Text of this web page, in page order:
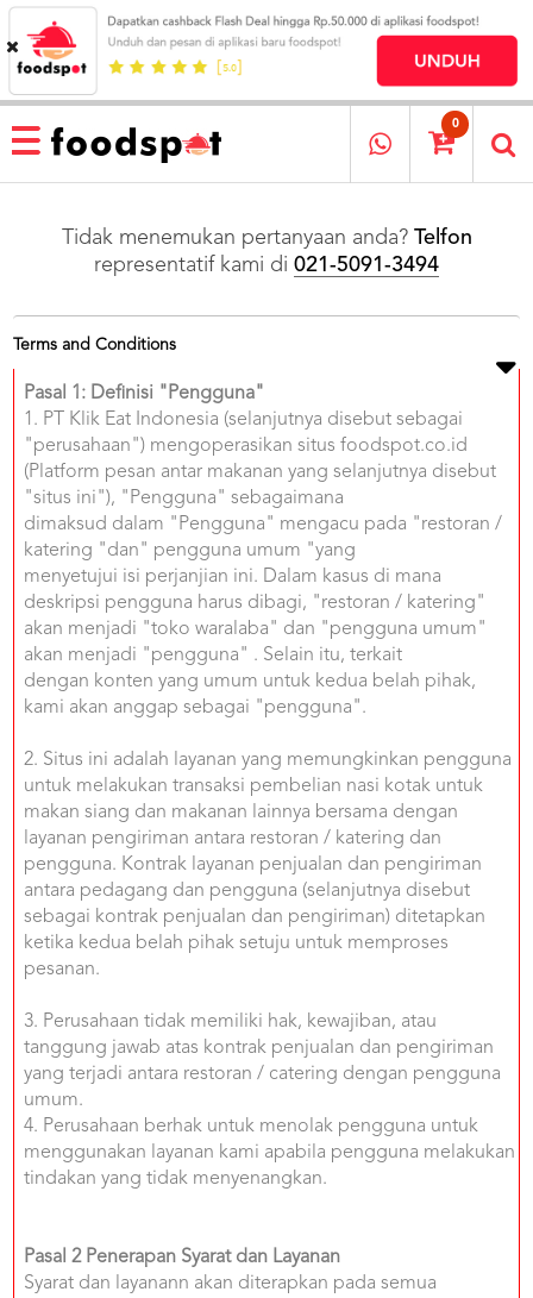
HOME
MENU
RESTAURANT
PESAN
KATA
MEREKA
PROGRAM
FAQ
ABOUT
US
CATERERS
BLOG
TERMS
CONDITIONS
CENTER
5091
3494
LOGIN
DAFTAR
0
Tidak menemukan pertanyaan anda? Telfon
representatif kami di 021-5091-3494
Terms and Conditions
Pasal 1: Definisi "Pengguna"
1. PT Klik Eat Indonesia (selanjutnya disebut sebagai
"perusahaan") mengoperasikan situs foodspot.co.id
(Platform pesan antar makanan yang selanjutnya disebut
"situs ini"), "Pengguna" sebagaimana
dimaksud dalam "Pengguna" mengacu pada "restoran /
katering "dan" pengguna umum "yang
menyetujui isi perjanjian ini. Dalam kasus di mana
deskripsi pengguna harus dibagi, "restoran / katering"
akan menjadi "toko waralaba" dan "pengguna umum"
akan menjadi "pengguna" . Selain itu, terkait
dengan konten yang umum untuk kedua belah pihak,
kami akan anggap sebagai "pengguna".
2. Situs ini adalah layanan yang memungkinkan pengguna
untuk melakukan transaksi pembelian nasi kotak untuk
makan siang dan makanan lainnya bersama dengan
layanan pengiriman antara restoran / katering dan
pengguna. Kontrak layanan penjualan dan pengiriman
antara pedagang dan pengguna (selanjutnya disebut
sebagai kontrak penjualan dan pengiriman) ditetapkan
ketika kedua belah pihak setuju untuk memproses
pesanan.
3. Perusahaan tidak memiliki hak, kewajiban, atau
tanggung jawab atas kontrak penjualan dan pengiriman
yang terjadi antara restoran / catering dengan pengguna
umum.
4. Perusahaan berhak untuk menolak pengguna untuk
menggunakan layanan kami apabila pengguna melakukan
tindakan yang tidak menyenangkan.
Pasal 2 Penerapan Syarat dan Layanan
Syarat dan layanann akan diterapkan pada semua